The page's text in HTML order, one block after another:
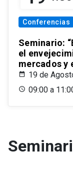
Conferencias
Seminario:
el
mercados y
19 de
09:00 a